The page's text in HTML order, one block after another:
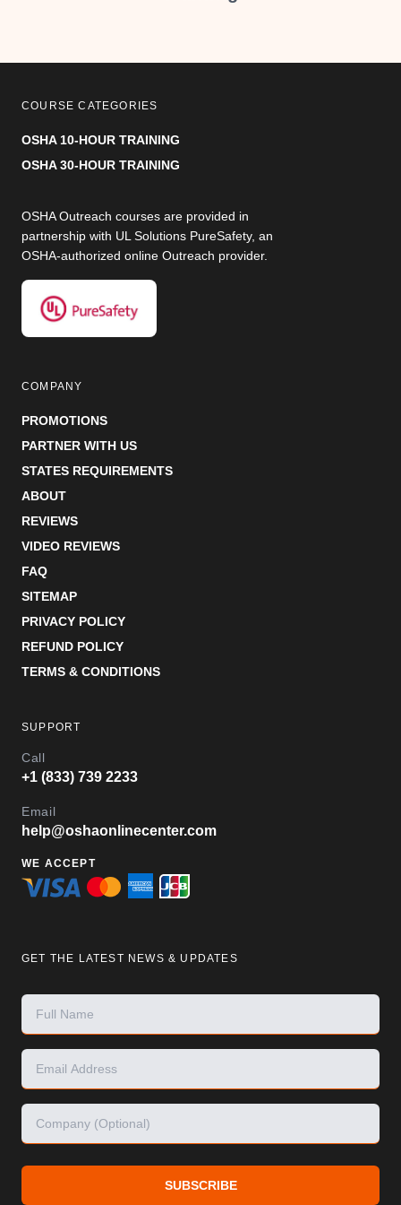
Reuniones de seguridad
previas a la tarea de 2 horas
COURSE CATEGORIES
OSHA 10-HOUR TRAINING
OSHA 30-HOUR TRAINING
OSHA Outreach courses are provided in
partnership with UL Solutions PureSafety, an
OSHA-authorized online Outreach provider.
COMPANY
PROMOTIONS
PARTNER WITH US
STATES REQUIREMENTS
ABOUT
REVIEWS
VIDEO REVIEWS
FAQ
SITEMAP
PRIVACY POLICY
REFUND POLICY
TERMS & CONDITIONS
SUPPORT
Call
+1 (833) 739 2233
Email
help@oshaonlinecenter.com
WE ACCEPT
GET THE LATEST NEWS & UPDATES
SUBSCRIBE